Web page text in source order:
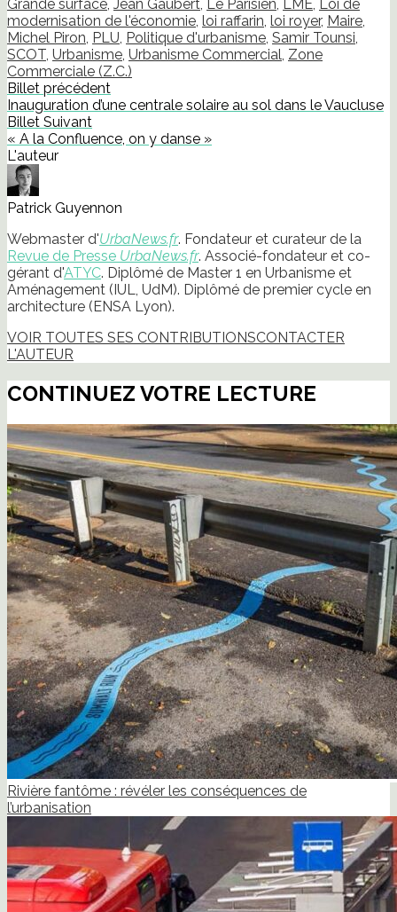
dans
une
nouvelle
fenêtre)
Grande surface, Jean Gaubert, Le Parisien, LME, Loi de
modernisation de l'économie, loi raffarin, loi royer, Maire,
Michel Piron, PLU, Politique d'urbanisme, Samir Tounsi,
SCOT, Urbanisme, Urbanisme Commercial, Zone
Commerciale (Z.C.)
Billet précédent
Inauguration d’une centrale solaire au sol dans le Vaucluse
Billet Suivant
« A la Confluence, on y danse »
L'auteur
Patrick Guyennon
Webmaster d'UrbaNews.fr. Fondateur et curateur de la
Revue de Presse UrbaNews.fr. Associé-fondateur et co-
gérant d'ATYC. Diplômé de Master 1 en Urbanisme et
Aménagement (IUL, UdM). Diplômé de premier cycle en
architecture (ENSA Lyon).
VOIR TOUTES SES CONTRIBUTIONSCONTACTER
L'AUTEUR
CONTINUEZ VOTRE LECTURE
Rivière fantôme : révéler les conséquences de
l’urbanisation